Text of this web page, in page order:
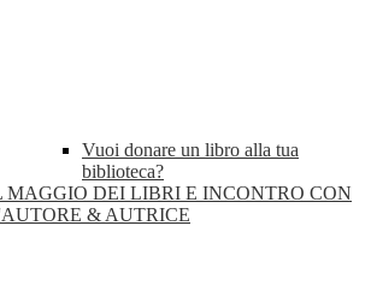
Vuoi donare un libro alla tua
biblioteca?
MAGGIO DEI LIBRI E INCONTRO CON
& AUTRICE